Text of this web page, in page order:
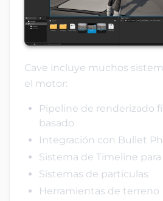
Cave incluye muchos
el motor:
Pipeline de renderizado
basado
Integración con Bullet
Sistema de Timeline
Sistemas de partículas
Herramientas de terreno